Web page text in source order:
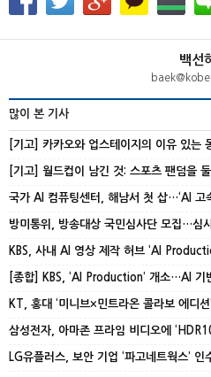
백선
많이 본 기사
[기고] 카카오와 업스테이지의 이유 있는
[기고] 월드컵이 남긴 것: 스포츠 팬덤을
국가 AI 컴퓨팅센터, 해남서 첫 삽…‘AI 고
방미통위, 방송대상 국민심사단 모집…심
KBS, 사내 AI 영상 제작 허브 ‘AI
[종합] KBS, ‘AI Production’ 개소…AI 기
KT, 홍대 ‘미니브×민트라온 콜라보 에디션
삼성전자, 아마존 프라임 비디오에
LG유플러스, 보안 기업 ‘파고네트웍스’